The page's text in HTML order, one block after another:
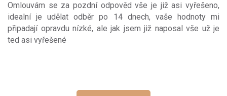
Omlouvám se za pozdní odpověd vše je již asi vyřešeno,
idealní je udělat odběr po 14 dnech, vaše hodnoty mi
připadají opravdu nízké, ale jak jsem již naposal vše už je
ted asi vyřešené